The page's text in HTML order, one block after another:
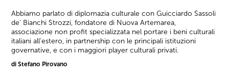
Abbiamo parlato di diplomazia culturale con Guicciardo Sassoli
de' Bianchi Strozzi, fondatore di Nuova Artemarea,
associazione non profit specializzata nel portare i beni culturali
italiani all'estero, in partnership con le principali istituzioni
governative, e con i maggiori player culturali privati.
di Stefano Pirovano